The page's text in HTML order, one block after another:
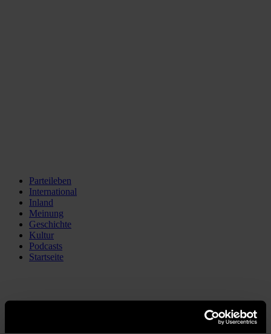
Parteileben
International
Inland
Meinung
Geschichte
Kultur
Podcasts
Startseite